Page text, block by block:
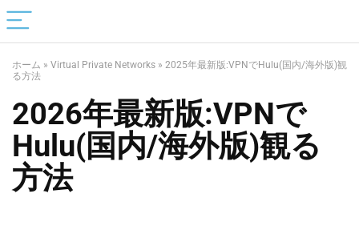
ホーム » Virtual Private Networks » 2025年最新版:VPNでHulu(国内/海外版)観
る方法
2026年最新版:VPNで
Hulu(国内/海外版)観る
方法